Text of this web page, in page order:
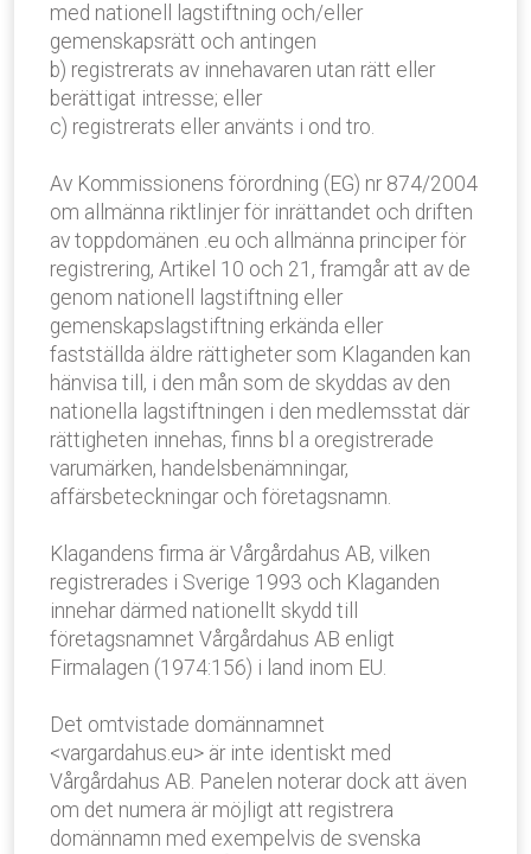
med nationell lagstiftning och/eller
gemenskapsrätt och antingen
b) registrerats av innehavaren utan rätt eller
berättigat intresse; eller
c) registrerats eller använts i ond tro.
Av Kommissionens förordning (EG) nr 874/2004
om allmänna riktlinjer för inrättandet och driften
av toppdomänen .eu och allmänna principer för
registrering, Artikel 10 och 21, framgår att av de
genom nationell lagstiftning eller
gemenskapslagstiftning erkända eller
fastställda äldre rättigheter som Klaganden kan
hänvisa till, i den mån som de skyddas av den
nationella lagstiftningen i den medlemsstat där
rättigheten innehas, finns bl a oregistrerade
varumärken, handelsbenämningar,
affärsbeteckningar och företagsnamn.
Klagandens firma är Vårgårdahus AB, vilken
registrerades i Sverige 1993 och Klaganden
innehar därmed nationellt skydd till
företagsnamnet Vårgårdahus AB enligt
Firmalagen (1974:156) i land inom EU.
Det omtvistade domännamnet
<vargardahus.eu> är inte identiskt med
Vårgårdahus AB. Panelen noterar dock att även
om det numera är möjligt att registrera
domännamn med exempelvis de svenska